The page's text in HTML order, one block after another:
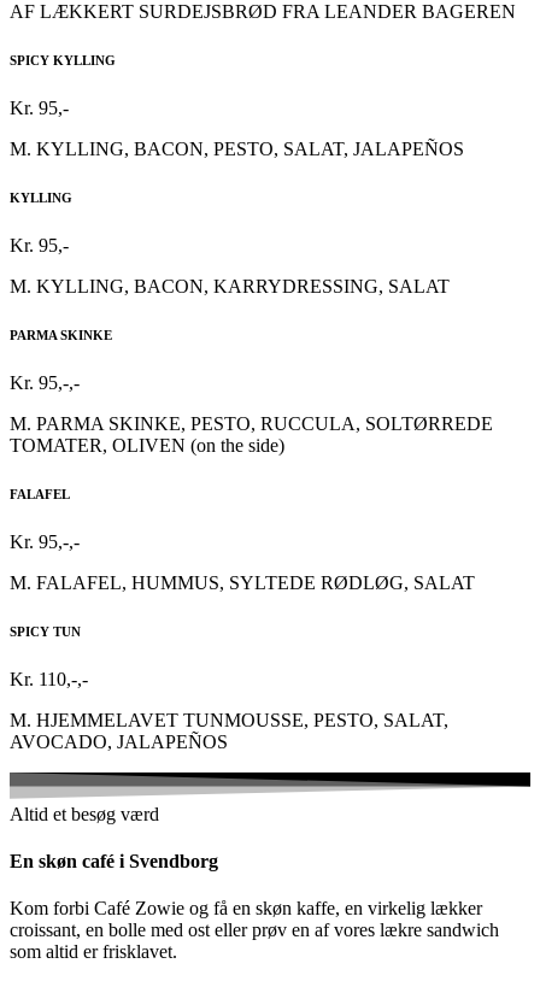
AF LÆKKERT SURDEJSBRØD FRA LEANDER BAGEREN
SPICY KYLLING
Kr. 95,-
M. KYLLING, BACON, PESTO, SALAT, JALAPEÑOS
KYLLING
Kr. 95,-
M. KYLLING, BACON, KARRYDRESSING, SALAT
PARMA SKINKE
Kr. 95,-,-
M. PARMA SKINKE, PESTO, RUCCULA, SOLTØRREDE
TOMATER, OLIVEN (on the side)
FALAFEL
Kr. 95,-,-
M. FALAFEL, HUMMUS, SYLTEDE RØDLØG, SALAT
SPICY TUN
Kr. 110,-,-
M. HJEMMELAVET TUNMOUSSE, PESTO, SALAT,
AVOCADO, JALAPEÑOS
Altid et besøg værd
En skøn café i Svendborg
Kom forbi Café Zowie og få en skøn kaffe, en virkelig lækker
croissant, en bolle med ost eller prøv en af vores lækre sandwich
som altid er frisklavet.